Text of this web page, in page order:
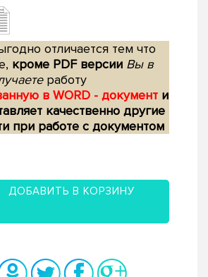
отличается тем что
кроме PDF версии Вы в
работу
в WORD - документ и
качественно другие
при работе с документом
ДОБАВИТЬ В КОРЗИНУ